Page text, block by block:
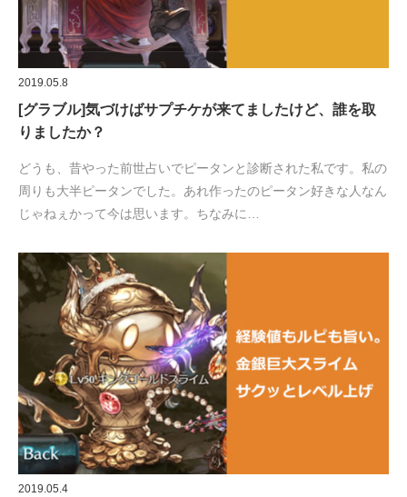
2019.05.8
[グラブル]気づけばサプチケが来てましたけど、誰を取
りましたか？
どうも、昔やった前世占いでピータンと診断された私です。私の
周りも大半ピータンでした。あれ作ったのピータン好きな人なん
じゃねぇかって今は思います。ちなみに…
2019.05.4